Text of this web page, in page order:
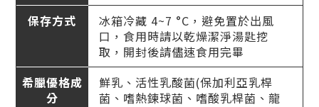
保存方式
冰箱冷藏 4~7 °C，避免置於出風
口，食用時請以乾燥潔淨湯匙挖
取，開封後請儘速食用完畢
希臘優格成
分
鮮乳、活性乳酸菌(保加利亞乳桿
菌、嗜熱鍊球菌、嗜酸乳桿菌、龍